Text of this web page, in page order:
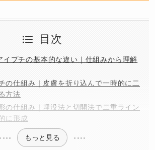
目次
イプチの基本的な違い｜仕組みから理解
の仕組み｜皮膚を折り込んで一時的に二
方法
の仕組み｜埋没法と切開法で二重ライン
に形成
もっと見る